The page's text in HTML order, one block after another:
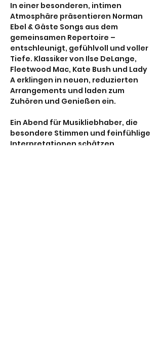
In einer besonderen, intimen
Atmosphäre präsentieren Norman
Ebel & Gäste Songs aus dem
gemeinsamen Repertoire –
entschleunigt, gefühlvoll und voller
Tiefe. Klassiker von Ilse DeLange,
Fleetwood Mac, Kate Bush und Lady
A erklingen in neuen, reduzierten
Arrangements und laden zum
Zuhören und Genießen ein.
Ein Abend für Musikliebhaber, die
besondere Stimmen und feinfühlige
Interpretationen schätzen.